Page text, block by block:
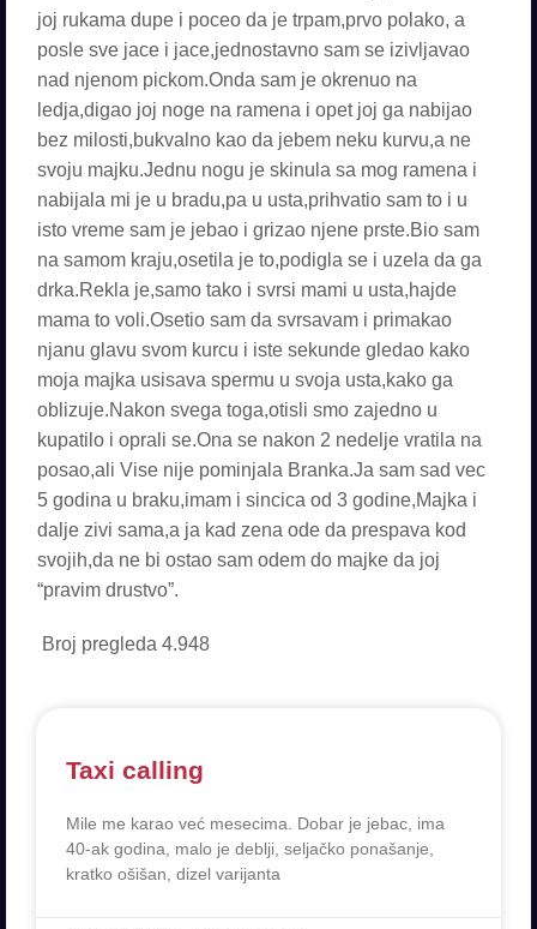
Broj pregleda 4.948
Taxi calling
Mile me karao već mesecima. Dobar je jebac, ima
40-ak godina, malo je deblji, seljačko ponašanje,
kratko ošišan, dizel varijanta